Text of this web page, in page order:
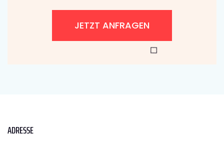
JETZT ANFRAGEN
ADRESSE